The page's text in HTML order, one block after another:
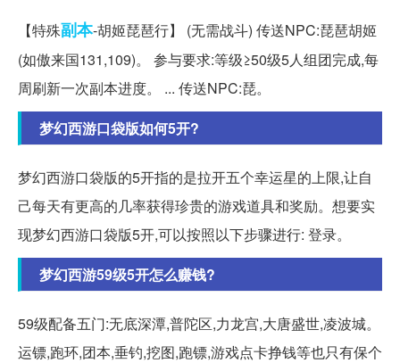
【特殊副本-胡姬琵琶行】 (无需战斗) 传送NPC:琵琶胡姬
(如傲来国131,109)。 参与要求:等级≥50级5人组团完成,每
周刷新一次副本进度。 ... 传送NPC:琵。
梦幻西游口袋版如何5开?
梦幻西游口袋版的5开指的是拉开五个幸运星的上限,让自
己每天有更高的几率获得珍贵的游戏道具和奖励。想要实
现梦幻西游口袋版5开,可以按照以下步骤进行: 登录。
梦幻西游59级5开怎么赚钱?
59级配备五门:无底深潭,普陀区,力龙宫,大唐盛世,凌波城。
运镖,跑环,团本,垂钓,挖图,跑镖,游戏点卡挣钱等也只有保个